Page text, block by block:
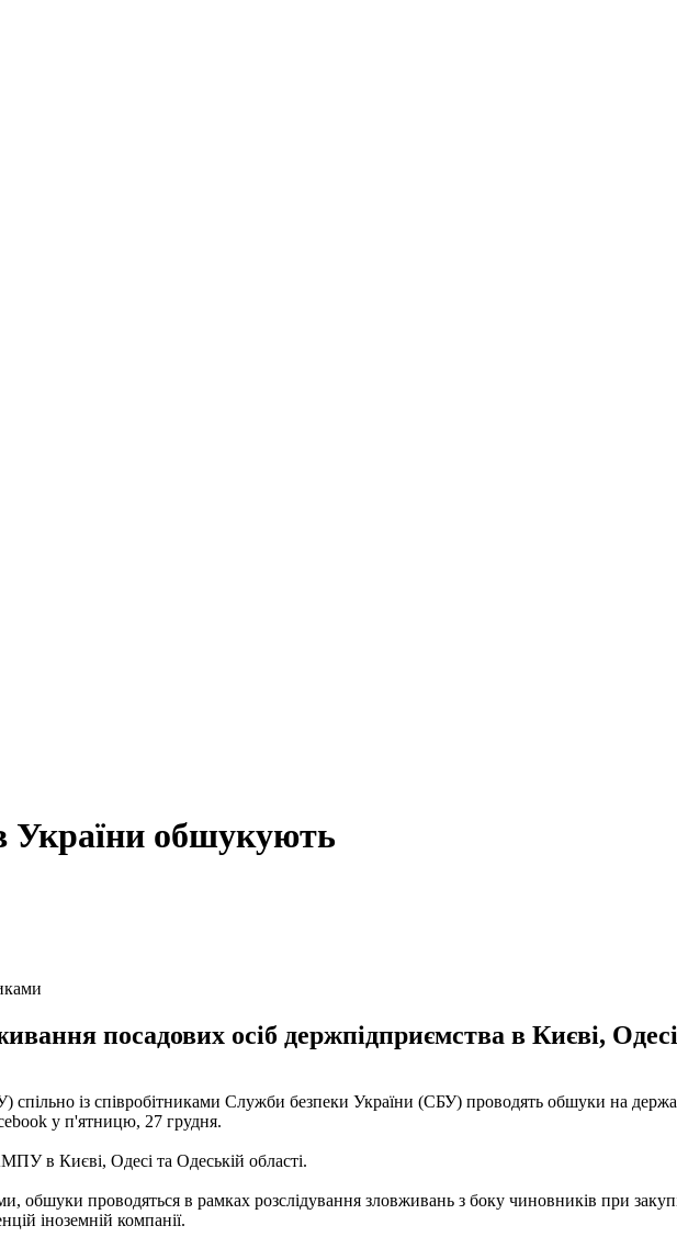
України обшукують
посадових осіб держпідприємства в Києві,
із співробітниками Служби безпеки України (СБУ) проводять обшуки на
у п'ятницю, 27 грудня.
в Києві, Одесі та Одеській області.
обшуки проводяться в рамках розслідування зловживань з боку чиновників при
іноземній компанії.